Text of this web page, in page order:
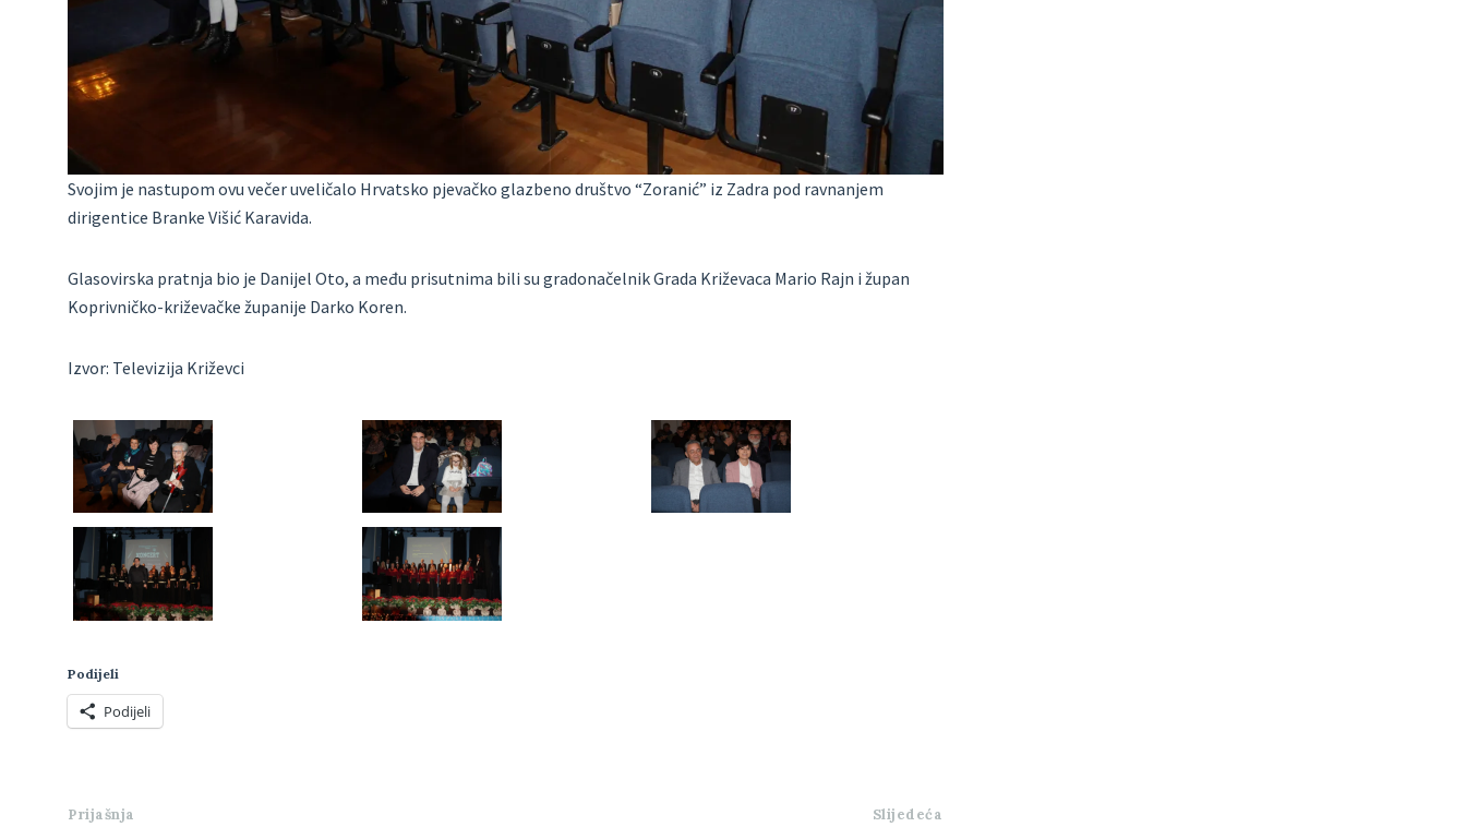
Svojim je nastupom ovu večer uveličalo Hrvatsko pjevačko glazbeno društvo “Zoranić” iz Zadra pod ravnanjem
dirigentice Branke Višić Karavida.
Glasovirska pratnja bio je Danijel Oto, a među prisutnima bili su gradonačelnik Grada Križevaca Mario Rajn i župan
Koprivničko-križevačke županije Darko Koren.
Izvor: Televizija Križevci
Podijeli
Podijeli
Prijašnja Slijedeća